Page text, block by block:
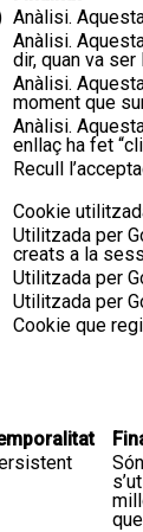
Anàlisi. A
Anàlisi. A
dir, quan va
Anàlisi. A
moment que
Anàlisi. A
enllaç ha fet “
Recull
Cookie
Utilitzada per
creats a la
Utilitzada per
Utilitzada per
Cookie que
Són
que